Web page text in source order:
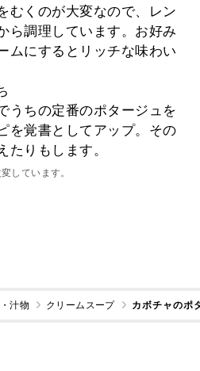
むくのが大変なので、レン
ら調理しています。お好み
ムにするとリッチな味わい
うちの定番のポタージュを
を覚書としてアップ。その
たりもします。
しています。
汁物 クリームスープ カボチャのポ